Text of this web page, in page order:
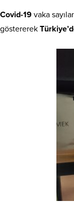
Covid-19 vaka
göstererek